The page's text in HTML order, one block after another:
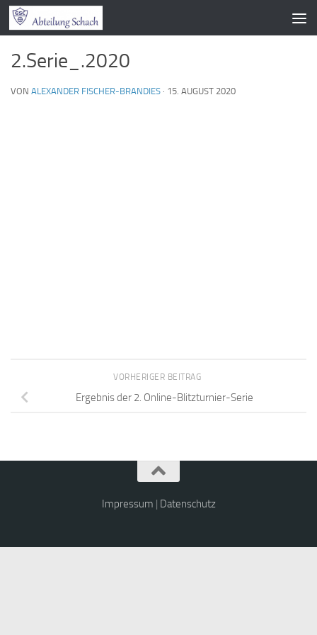
Zum Inhalt springen
2.Serie_.2020
VON ALEXANDER FISCHER-BRANDIES · 15. AUGUST 2020
VORHERIGER BEITRAG
Ergebnis der 2. Online-Blitzturnier-Serie
Impressum | Datenschutz